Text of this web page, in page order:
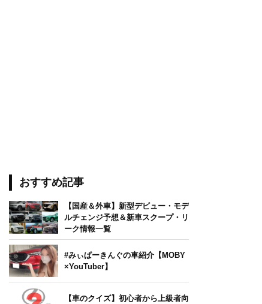
おすすめ記事
【国産＆外車】新型デビュー・モデ
ルチェンジ予想＆新車スクープ・リ
ーク情報一覧
#みぃぱーきんぐの車紹介【MOBY
×YouTuber】
【車のクイズ】初心者から上級者向